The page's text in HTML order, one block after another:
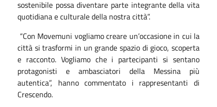
sostenibile possa diventare parte integrante della vita
quotidiana e culturale della nostra città”.
“Con Movemuni vogliamo creare un’occasione in cui la
città si trasformi in un grande spazio di gioco, scoperta
e racconto. Vogliamo che i partecipanti si sentano
protagonisti e ambasciatori della Messina più
autentica”, hanno commentato i rappresentanti di
Crescendo.